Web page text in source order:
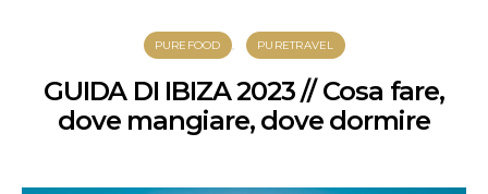
PUREFOOD PURETRAVEL
GUIDA DI IBIZA 2023 // Cosa fare,
dove mangiare, dove dormire